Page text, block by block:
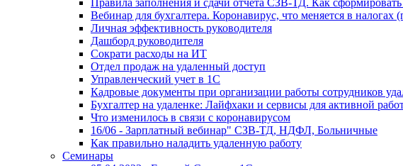
Правила заполнения и сдачи отчета СЗВ-ТД. Как
Вебинар для бухгалтера. Коронавирус, что меняется в налогах
Личная эффективность руководителя
Дашборд руководителя
Сократи расходы на ИТ
Отдел продаж на удаленный доступ
Управленческий учет в 1С
Кадровые документы при организации работы сотрудников
Бухгалтер на удаленке: Лайфхаки и сервисы для активной
Что изменилось в связи с коронавирусом
16/06 - Зарплатный вебинар" СЗВ-ТД, НДФЛ, Больничные
Как правильно наладить удаленную работу
Семинары